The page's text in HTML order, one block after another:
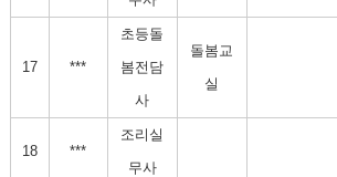
17 ***
초등돌
봄전담
사
돌봄교
실
18 ***
조리실
무사